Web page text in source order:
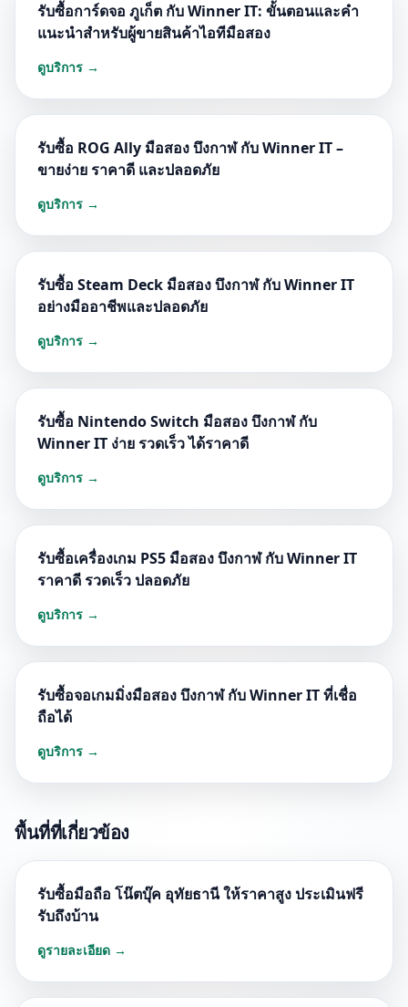
รับซื้อการ์ดจอ ภูเก็ต กับ Winner IT: ขั้นตอนและคำ
แนะนำสำหรับผู้ขายสินค้าไอทีมือสอง
ดูบริการ →
รับซื้อ ROG Ally มือสอง บึงกาฬ กับ Winner IT –
ขายง่าย ราคาดี และปลอดภัย
ดูบริการ →
รับซื้อ Steam Deck มือสอง บึงกาฬ กับ Winner IT
อย่างมืออาชีพและปลอดภัย
ดูบริการ →
รับซื้อ Nintendo Switch มือสอง บึงกาฬ กับ
Winner IT ง่าย รวดเร็ว ได้ราคาดี
ดูบริการ →
รับซื้อเครื่องเกม PS5 มือสอง บึงกาฬ กับ Winner IT
ราคาดี รวดเร็ว ปลอดภัย
ดูบริการ →
รับซื้อจอเกมมิ่งมือสอง บึงกาฬ กับ Winner IT ที่เชื่อ
ถือได้
ดูบริการ →
พื้นที่ที่เกี่ยวข้อง
รับซื้อมือถือ โน๊ตบุ๊ค อุทัยธานี ให้ราคาสูง ประเมินฟรี
รับถึงบ้าน
ดูรายละเอียด →